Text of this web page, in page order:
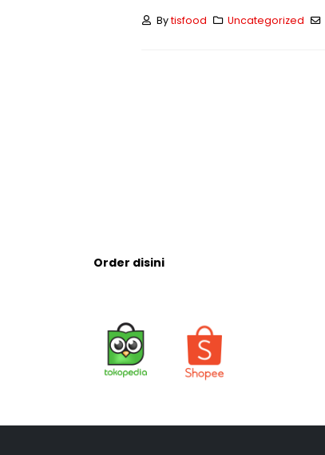
Bytisfood Uncategorized
Order disini